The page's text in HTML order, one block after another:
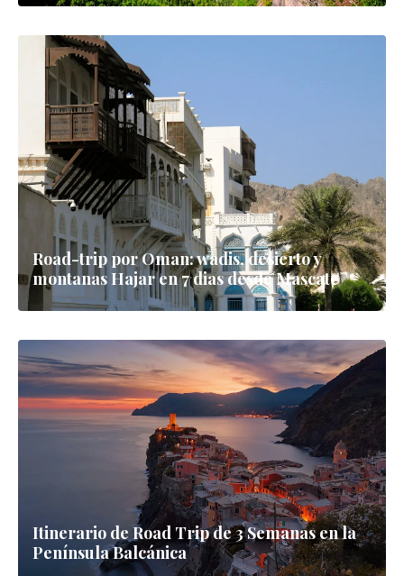
Road-trip por Oman: wadis, desierto y
montanas Hajar en 7 dias desde Mascate
Itinerario de Road Trip de 3 Semanas en la
Península Balcánica